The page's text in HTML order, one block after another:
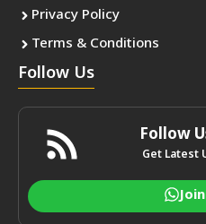
Privacy Policy
Terms & Conditions
Follow Us
Follow
Get Latest